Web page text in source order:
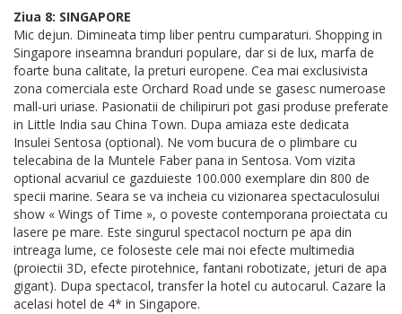
Ziua 8: SINGAPORE
Mic dejun. Dimineata timp liber pentru cumparaturi. Shopping in
Singapore inseamna branduri populare, dar si de lux, marfa de
foarte buna calitate, la preturi europene. Cea mai exclusivista
zona comerciala este Orchard Road unde se gasesc numeroase
mall-uri uriase. Pasionatii de chilipiruri pot gasi produse preferate
in Little India sau China Town. Dupa amiaza este dedicata
Insulei Sentosa (optional). Ne vom bucura de o plimbare cu
telecabina de la Muntele Faber pana in Sentosa. Vom vizita
optional acvariul ce gazduieste 100.000 exemplare din 800 de
specii marine. Seara se va incheia cu vizionarea spectaculosului
show « Wings of Time », o poveste contemporana proiectata cu
lasere pe mare. Este singurul spectacol nocturn pe apa din
intreaga lume, ce foloseste cele mai noi efecte multimedia
(proiectii 3D, efecte pirotehnice, fantani robotizate, jeturi de apa
gigant). Dupa spectacol, transfer la hotel cu autocarul. Cazare la
acelasi hotel de 4* in Singapore.